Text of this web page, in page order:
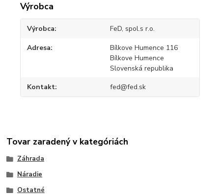
Výrobca
Výrobca FeD, spol.s r.o.
Adresa
Bílkove Humence 116
Bílkove Humence
Slovenská republika
Kontakt fed@fed.sk
Tovar zaradený v kategóriách
Záhrada
Náradie
Ostatné